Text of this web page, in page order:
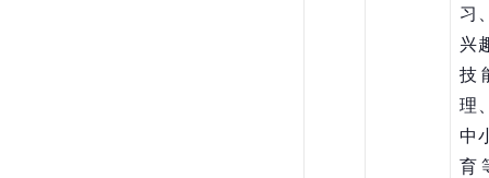
习
兴
技
理
中
育